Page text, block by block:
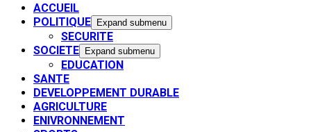
ACCUEIL
POLITIQUE
Expand submenu
SECURITE
SOCIETE
Expand submenu
EDUCATION
SANTE
DEVELOPPEMENT DURABLE
AGRICULTURE
ENIVRONNEMENT